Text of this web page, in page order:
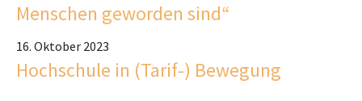
Menschen geworden sind“
16. Oktober 2023
Hochschule in (Tarif-) Bewegung